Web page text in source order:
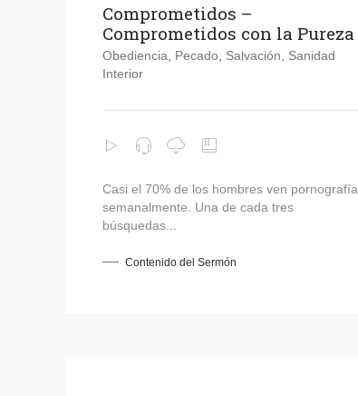
Comprometidos –
Comprometidos con la Pureza
Obediencia Pecado Salvación
Sanidad
Interior
Casi el 70% de los hombres ven pornografía
semanalmente. Una de cada tres
búsquedas...
Contenido del Sermón